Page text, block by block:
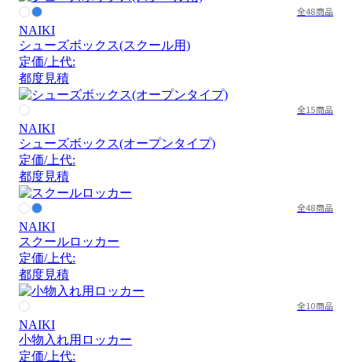
全48商品
NAIKI
シューズボックス(スクール用)
定価/上代:
都度見積
全15商品
NAIKI
シューズボックス(オープンタイプ)
定価/上代:
都度見積
全48商品
NAIKI
スクールロッカー
定価/上代:
都度見積
全10商品
NAIKI
小物入れ用ロッカー
定価/上代: